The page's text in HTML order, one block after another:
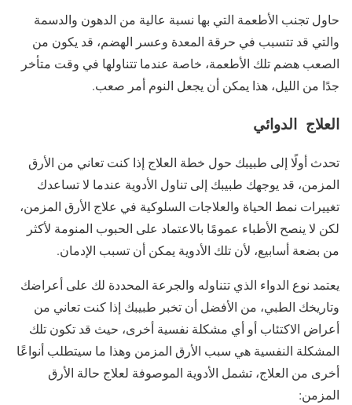
حاول تجنب الأطعمة التي بها نسبة عالية من الدهون والدسمة
والتي قد تتسبب في حرقة المعدة وعسر الهضم، قد يكون من
الصعب هضم تلك الأطعمة، خاصة عندما تتناولها في وقت متأخر
جدًا من الليل، هذا يمكن أن يجعل النوم أمر صعب.
العلاج الدوائي
تحدث أولًا إلى طبيبك حول خطة العلاج إذا كنت تعاني من الأرق
المزمن، قد يوجهك طبيبك إلى تناول الأدوية عندما لا تساعدك
تغييرات نمط الحياة والعلاجات السلوكية في علاج الأرق المزمن،
لكن لا ينصح الأطباء عمومًا بالاعتماد على الحبوب المنومة لأكثر
من بضعة أسابيع، لأن تلك الأدوية يمكن أن تسبب الإدمان.
يعتمد نوع الدواء الذي تتناوله والجرعة المحددة لك على أعراضك
وتاريخك الطبي، من الأفضل أن تخبر طبيبك إذا كنت تعاني من
أعراض الاكتئاب أو أي مشكلة نفسية أخرى، حيث قد تكون تلك
المشكلة النفسية هي سبب الأرق المزمن وهذا ما سيتطلب أنواعًا
أخرى من العلاج، تشمل الأدوية الموصوفة لعلاج حالة الأرق
المزمن: